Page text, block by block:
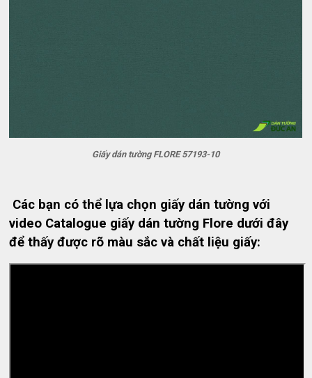
Giấy dán tường FLORE 57193-10
Các bạn có thể lựa chọn giấy dán tường với
video Catalogue giấy dán tường Flore dưới đây
để thấy được rõ màu sắc và chất liệu giấy: